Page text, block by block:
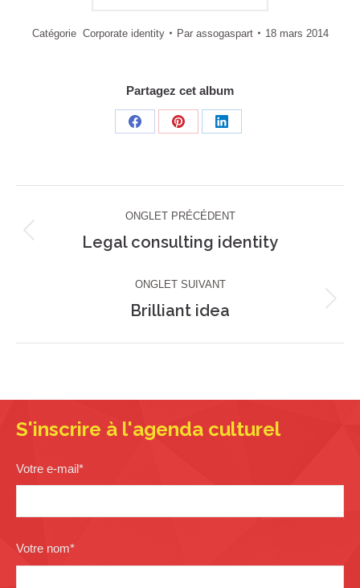
Catégorie Corporate identity Par assogaspart 18 mars 2014
Partagez cet album
Share
Share
Share
Navigation
de
commentaire
ONGLET PRÉCÉDENT
Onglet
Legal consulting identity
ONGLET SUIVANT
Projets
Brilliant idea
S'inscrire à l'agenda culturel
Votre e-mail*
Votre nom*